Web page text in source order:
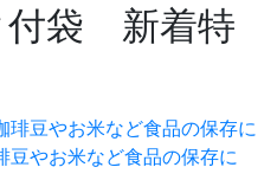
付袋 新着特
豆やお米など食品の保存に